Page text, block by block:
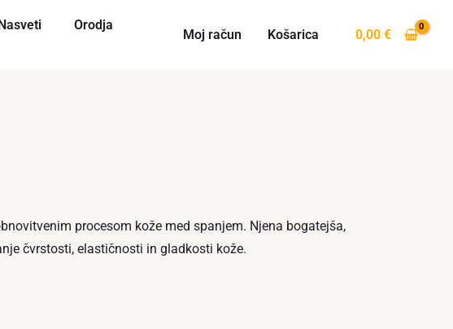
Orodja
Moj račun Košarica 0,00 €
procesom kože med spanjem. Njena bogatejša,
čvrstosti, elastičnosti in gladkosti kože.